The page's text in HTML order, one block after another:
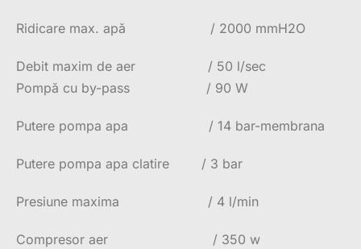
Ridicare max. apă / 2000 mmH2O
Debit maxim de aer / 50 l/sec
Pompă cu by-pass / 90 W
Putere pompa apa / 14 bar-membrana
Putere pompa apa clatire / 3 bar
Presiune maxima / 4 l/min
Compresor aer / 350 w